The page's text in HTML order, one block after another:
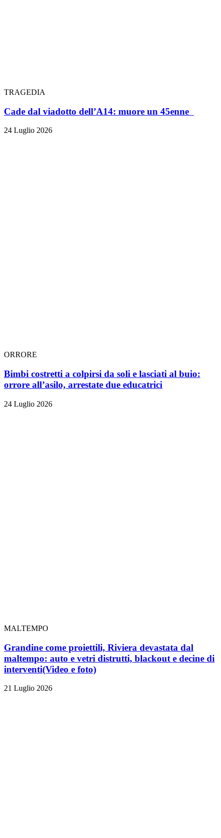
TRAGEDIA
Cade dal viadotto dell’A14: muore un 45enne
24 Luglio 2026
ORRORE
Bimbi costretti a colpirsi da soli e lasciati al buio:
orrore all’asilo, arrestate due educatrici
24 Luglio 2026
MALTEMPO
Grandine come proiettili, Riviera devastata dal
maltempo: auto e vetri distrutti, blackout e decine di
interventi(Video e foto)
21 Luglio 2026